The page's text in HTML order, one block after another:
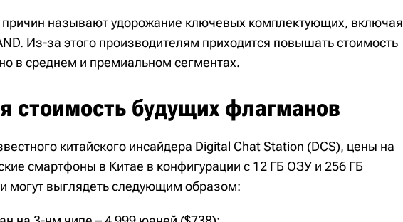
называют удорожание ключевых комплектующих, включая
Из-за этого производителям приходится повышать стоимость
в среднем и премиальном сегментах.
стоимость будущих флагманов
китайского инсайдера Digital Chat Station (DCS), цены на
смартфоны в Китае в конфигурации с 12 ГБ ОЗУ и 256 ГБ
могут выглядеть следующим образом: